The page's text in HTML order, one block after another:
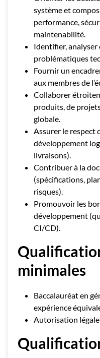
système et
performance,
maintenabilité.
Identifier, analyser
problématiques
Fournir un
aux membres de
Collaborer
produits, de
globale.
Assurer le respect
développement
livraisons).
Contribuer à la
(spécifications,
risques).
Promouvoir les
développement
CI/CD).
minimales
Baccalauréat en
expérience
Autorisation